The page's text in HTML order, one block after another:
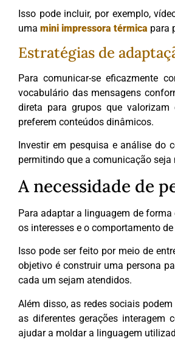
Isso pode incluir, por exemplo,
uma mini impressora térmica para
Estratégias de
Para comunicar-se eficazmente
vocabulário das mensagens
direta para grupos que
preferem conteúdos dinâmicos.
Investir em pesquisa e análise do
permitindo que a comunicação
A necessidade de
Para adaptar a linguagem de
os interesses e o comportamento
Isso pode ser feito por meio de
objetivo é construir uma persona
cada um sejam atendidos.
Além disso, as redes sociais
as diferentes gerações interagem
ajudar a moldar a linguagem